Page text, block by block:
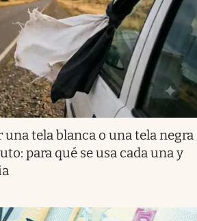
una tela blanca o una tela negra
para qué se usa cada una y